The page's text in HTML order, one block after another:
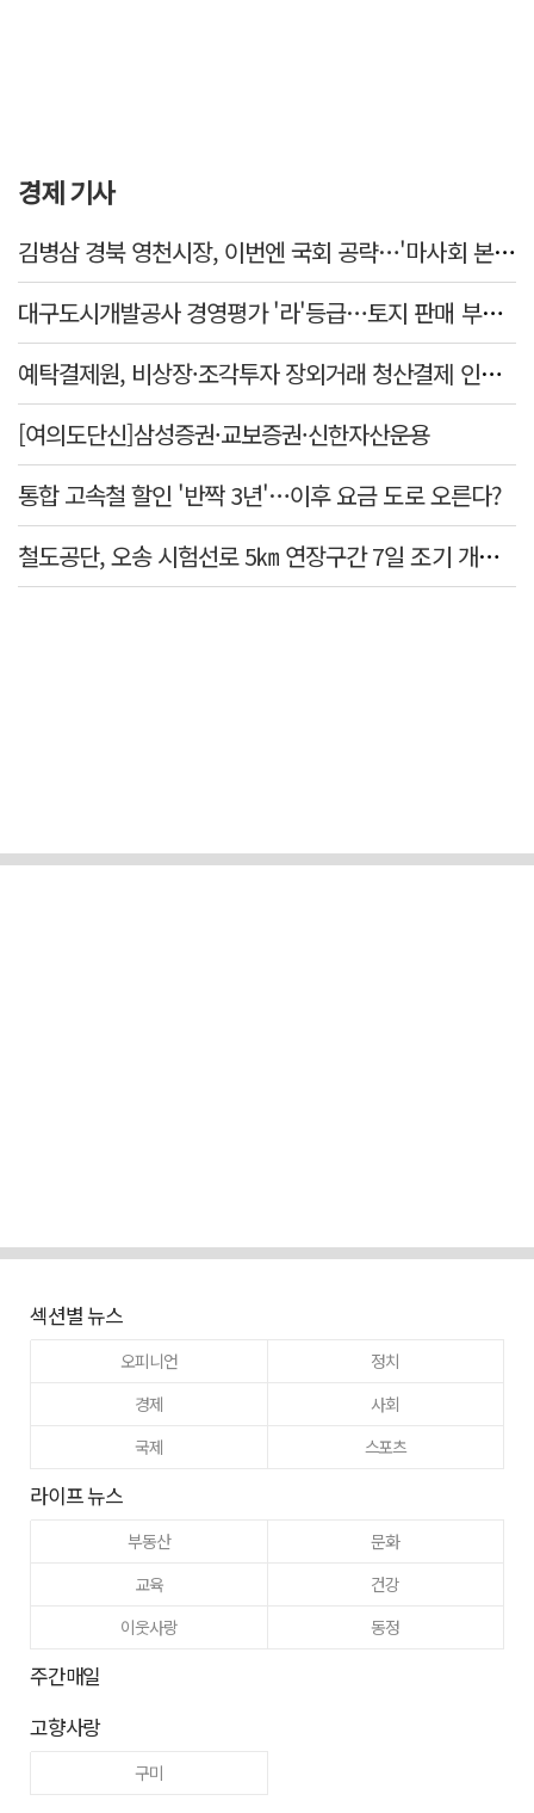
경제 기사
김병삼 경북 영천시장, 이번엔 국회 공략…'마사회 본사 이전·광역교통망 확충' 요청
대구도시개발공사 경영평가 '라'등급…토지 판매 부진에 1년 만에 두 단계 '뚝'
예탁결제원, 비상장·조각투자 장외거래 청산결제 인프라 구축 착수…연내 가동
[여의도단신]삼성증권·교보증권·신한자산운용
통합 고속철 할인 '반짝 3년'…이후 요금 도로 오른다?
철도공단, 오송 시험선로 5㎞ 연장구간 7일 조기 개통…LA 메트로 사업 지원
섹션별 뉴스
오피니언
정치
경제
사회
국제
스포츠
라이프 뉴스
부동산
문화
교육
건강
이웃사랑
동정
주간매일
고향사랑
구미